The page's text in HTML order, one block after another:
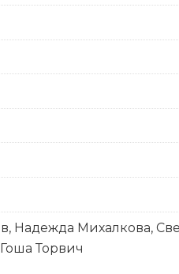
Михалкова,
Торвич